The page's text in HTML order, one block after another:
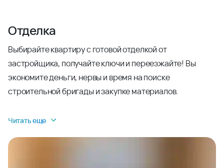
Отделка
Выбирайте квартиру с готовой отделкой от
застройщика, получайте ключи и переезжайте! Вы
экономите деньги, нервы и время на поиске
строительной бригады и закупке материалов.
Читать еще